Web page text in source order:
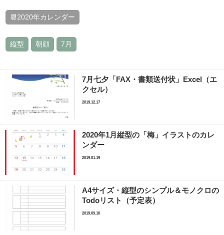
📆2020年カレンダー
縦型 朝顔 7月
7月七夕「FAX・書類送付状」Excel（エ
クセル）
2019.12.17
2020年1月縦型の「梅」イラストのカレ
ンダー
2019.01.19
A4サイズ・縦型のシンプル＆モノクロの
Todoリスト（予定表）
2019.09.10